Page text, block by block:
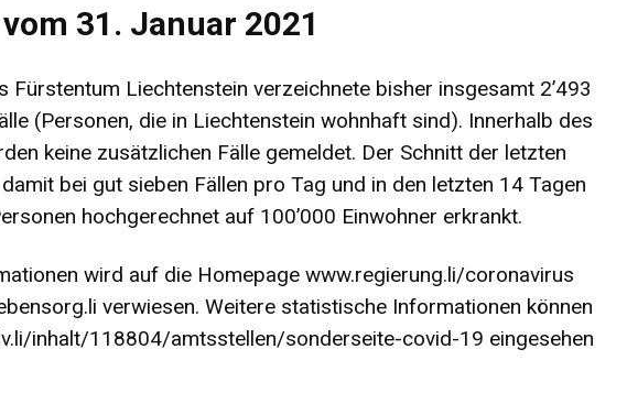
31. Januar 2021
Fürstentum Liechtenstein verzeichnete bisher insgesamt 2’493
(Personen, die in Liechtenstein wohnhaft sind). Innerhalb des
keine zusätzlichen Fälle gemeldet. Der Schnitt der letzten
bei gut sieben Fällen pro Tag und in den letzten 14 Tagen
hochgerechnet auf 100’000 Einwohner erkrankt.
wird auf die Homepage www.regierung.li/coronavirus
verwiesen. Weitere statistische Informationen können
inhalt/118804/amtsstellen/sonderseite-covid-19 eingesehen